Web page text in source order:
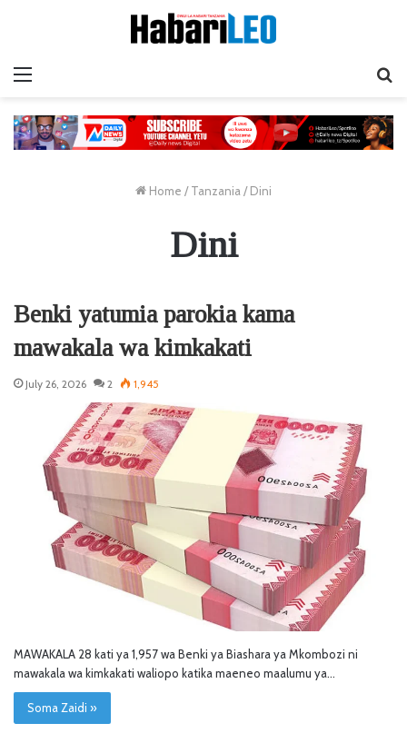
Home / Tanzania/ Dini
Dini
Benki yatumia parokia kama
mawakala wa kimkakati
July 26, 2026 2 1,945
MAWAKALA 28 kati ya 1,957 wa Benki ya Biashara ya Mkombozi ni
mawakala wa kimkakati waliopo katika maeneo maalumu ya…
Soma Zaidi »